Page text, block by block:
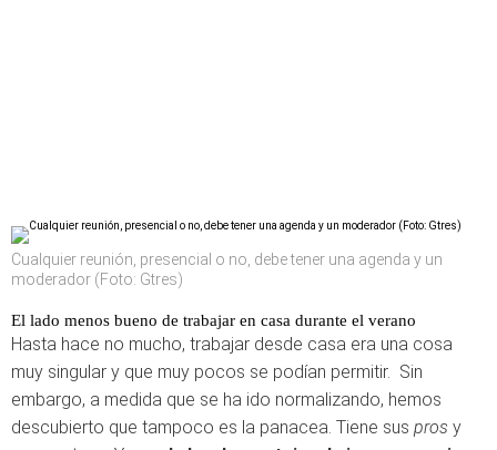
Cualquier reunión, presencial o no, debe tener una agenda y un
moderador (Foto: Gtres)
El lado menos bueno de trabajar en casa durante el verano
Hasta hace no mucho, trabajar desde casa era una cosa
muy singular y que muy pocos se podían permitir. Sin
embargo, a medida que se ha ido normalizando, hemos
descubierto que tampoco es la panacea. Tiene sus pros y